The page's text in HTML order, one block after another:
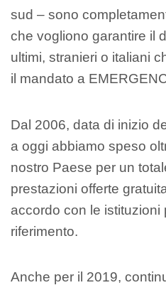
sud – sono
che vogliono garantire il
ultimi, stranieri o italiani
il mandato a
Dal 2006, data di inizio
a oggi abbiamo speso
nostro Paese per un
prestazioni offerte
accordo con le istituzioni
riferimento.
Anche per il 2019,